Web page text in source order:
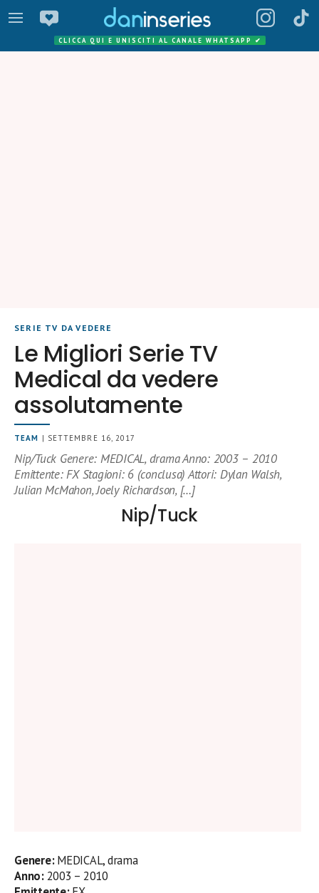
CLICCA QUI E UNISCITI AL CANALE WHATSAPP ✔
SERIE TV DA VEDERE
Le Migliori Serie TV
Medical da vedere
assolutamente
TEAM | SETTEMBRE 16, 2017
Nip/Tuck Genere: MEDICAL, drama Anno: 2003 – 2010
Emittente: FX Stagioni: 6 (conclusa) Attori: Dylan Walsh,
Julian McMahon, Joely Richardson, […]
Nip/Tuck
Genere:MEDICAL, drama
Anno:2003 – 2010